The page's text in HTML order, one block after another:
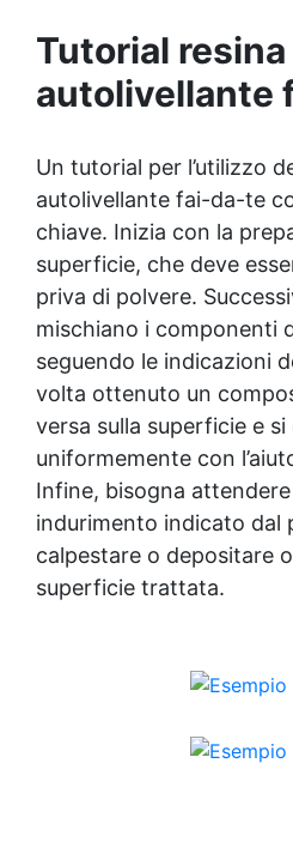
Gelcoat 3M per una
o ottenere una
Cera Dura Satinata
rifinite, lisce e
Tutorial resina
autolivellante
Un tutorial per l’utilizzo
autolivellante fai-da-te
chiave. Inizia con la
superficie, che deve
priva di polvere.
mischiano i componenti
seguendo le indicazioni
volta ottenuto un
versa sulla superficie e
uniformemente con
Infine, bisogna
indurimento indicato dal
calpestare o depositare
superficie trattata.